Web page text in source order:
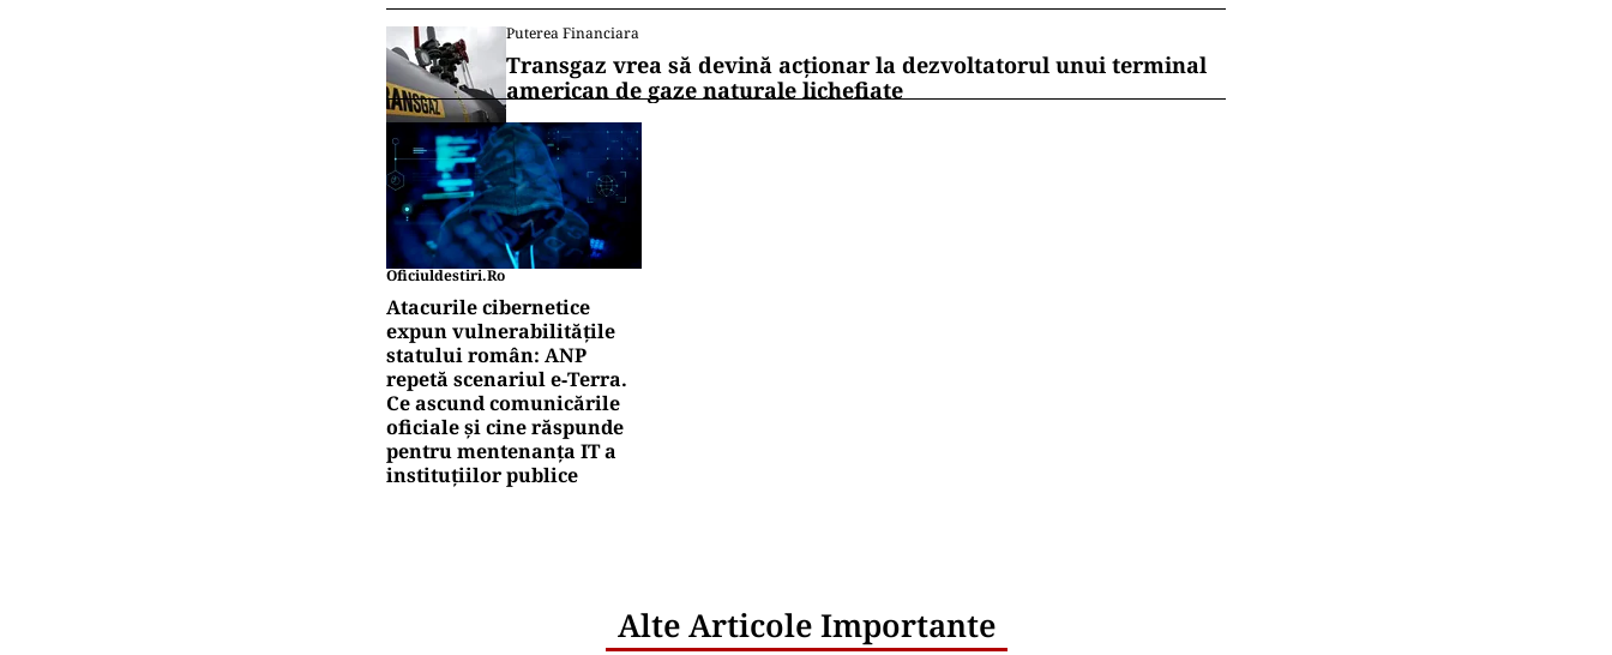
Puterea Financiara
Transgaz vrea să devină acționar la dezvoltatorul unui terminal
american de gaze naturale lichefiate
Oficiuldestiri.ro
Atacurile cibernetice
expun vulnerabilitățile
statului român: ANP
repetă scenariul e‑Terra.
Ce ascund comunicările
oficiale și cine răspunde
pentru mentenanța IT a
instituțiilor publice
Alte Articole Importante